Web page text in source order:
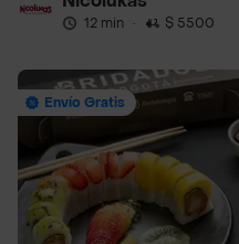
12 min · $ 5500
Envío Gratis